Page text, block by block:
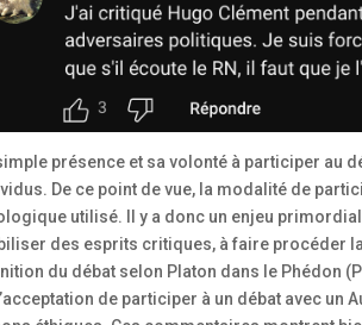
présence et sa volonté à participer au
De ce point de vue, la modalité de
utilisé. Il y a donc un enjeu
des esprits critiques, à faire procéder
du débat selon Platon dans le Phédon
de participer à un débat avec un